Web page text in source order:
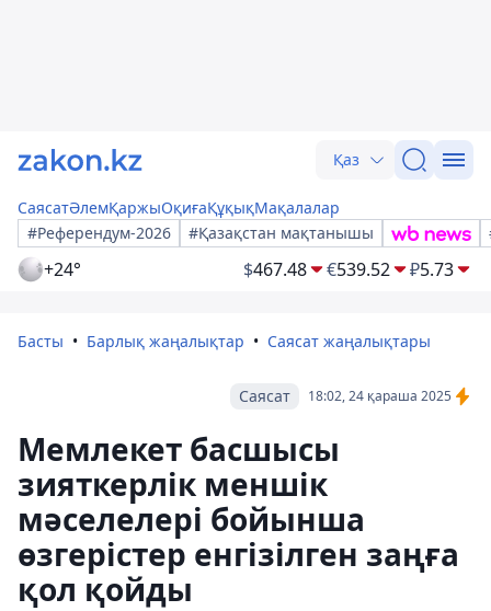
Қаз
СаясатӘлемҚаржыОқиғаҚұқықМақалалар
#Референдум-2026
#Қазақстан мақтанышы
+24° $467.48 €539.52 ₽5.73
Басты Барлық жаңалықтар Саясат жаңалықтары
18:02, 24 қараша 2025
Саясат
Мемлекет басшысы
зияткерлік меншік
мәселелері бойынша
өзгерістер енгізілген заңға
қол қойды